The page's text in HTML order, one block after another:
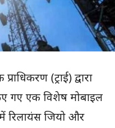
(ट्राई) द्वारा
गए एक विशेष मोबाइल
में रिलायंस जियो और